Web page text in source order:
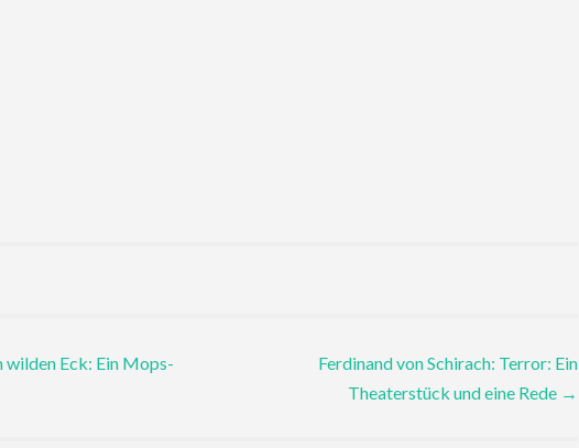
wilden Eck: Ein Mops-
Ferdinand von Schirach: Terror: Ein
Theaterstück und eine Rede →